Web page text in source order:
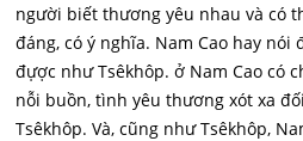
người biết thương yêu nhau và có
đáng, có ý nghĩa. Nam Cao hay nói
đựợc như Tsêkhôp. ở Nam Cao có
nỗi buồn, tình yêu thương xót xa
Tsêkhôp. Và, cũng như Tsêkhôp,